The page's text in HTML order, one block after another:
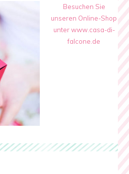
Besuchen Sie
unseren Online-Shop
unter www.casa-di-
falcone.de